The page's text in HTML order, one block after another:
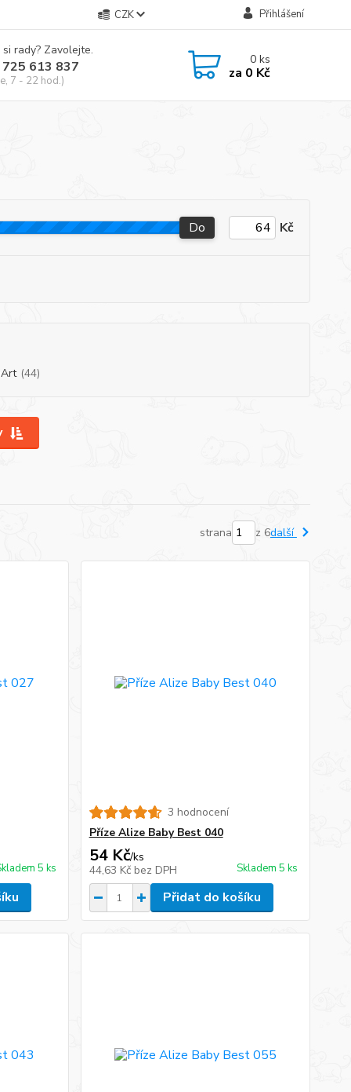
CZK Přihlášení
rady? Zavolejte.
613 837
7 - 22 hod.)
0ks
za 0 Kč
Do Kč
(44)
strana z 6další
5 ks
3 hodnocení
Příze Alize Baby Best 040
54 Kč/ks
44,63 Kč bez DPH Skladem 5 ks
Přidat do košíku